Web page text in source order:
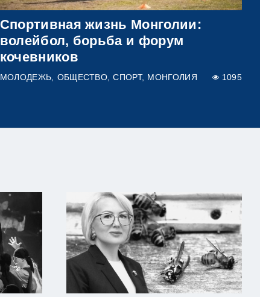
Спортивная жизнь Монголии:
волейбол, борьба и форум
кочевников
МОЛОДЕЖЬ ОБЩЕСТВО СПОРТ МОНГОЛИЯ 1095